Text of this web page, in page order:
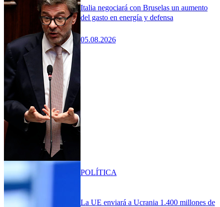
Italia negociará con Bruselas un aumento
del gasto en energía y defensa
05.08.2026
La UE enviará a Ucrania 1.400 millones de
POLÍTICA